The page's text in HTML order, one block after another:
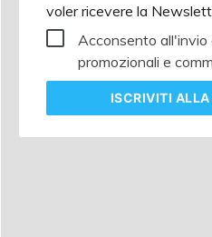
voler ricevere la
Acconsento all'invio
promozionali e
ISCRIVITI ALLA